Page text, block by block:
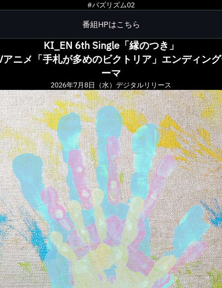
#バズリズム02
番組HPはこちら
KI_EN 6th Single「縁のつき」
アニメ「手札が多めのビクトリア」エンディン
ーマ
2026年7月8日（水）デジタルリリース